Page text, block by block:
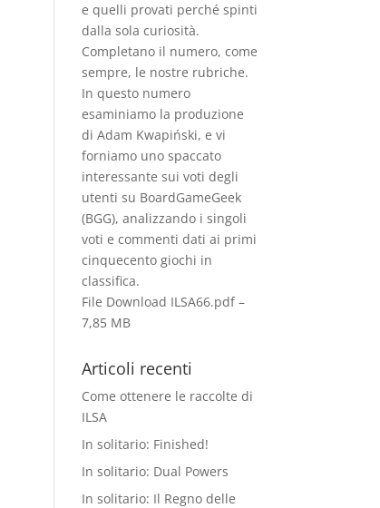
e quelli provati perché spinti
dalla sola curiosità.
Completano il numero, come
sempre, le nostre rubriche.
In questo numero
esaminiamo la produzione
di Adam Kwapiński, e vi
forniamo uno spaccato
interessante sui voti degli
utenti su BoardGameGeek
(BGG), analizzando i singoli
voti e commenti dati ai primi
cinquecento giochi in
classiﬁca.
File Download ILSA66.pdf –
7,85 MB
Articoli recenti
Come ottenere le raccolte di
ILSA
In solitario: Finished!
In solitario: Dual Powers
In solitario: Il Regno delle